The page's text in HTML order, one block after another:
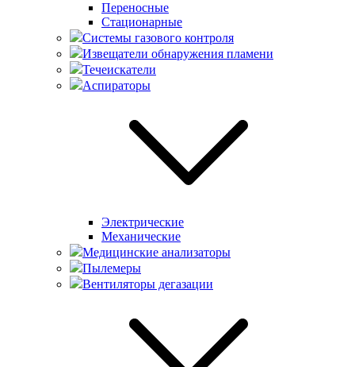
Переносные
Стационарные
Системы газового контроля
Извещатели обнаружения пламени
Течеискатели
Аспираторы
Электрические
Механические
Медицинские анализаторы
Пылемеры
Вентиляторы дегазации